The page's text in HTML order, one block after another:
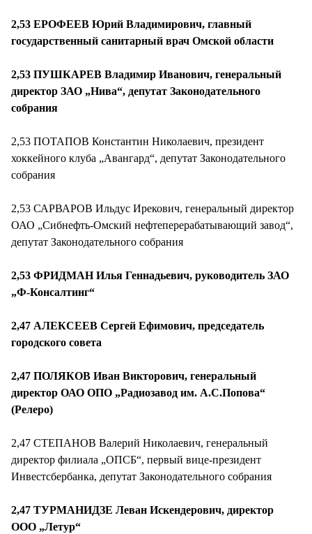
2,53 ЕРОФЕЕВ Юрий Владимирович, главный
государственный санитарный врач Омской области
2,53 ПУШКАРЕВ Владимир Иванович, генеральный
директор ЗАО „Нива“, депутат Законодательного
собрания
2,53 ПОТАПОВ Константин Николаевич, президент
хоккейного клуба „Авангард“, депутат Законодательного
собрания
2,53 САРВАРОВ Ильдус Ирекович, генеральный директор
ОАО „Сибнефть-Омский нефтеперерабатывающий завод“,
депутат Законодательного собрания
2,53 ФРИДМАН Илья Геннадьевич, руководитель ЗАО
„Ф-Консалтинг“
2,47 АЛЕКСЕЕВ Сергей Ефимович, председатель
городского совета
2,47 ПОЛЯКОВ Иван Викторович, генеральный
директор ОАО ОПО „Радиозавод им. А.С.Попова“
(Релеро)
2,47 СТЕПАНОВ Валерий Николаевич, генеральный
директор филиала „ОПСБ“, первый вице-президент
Инвестсбербанка, депутат Законодательного собрания
2,47 ТУРМАНИДЗЕ Леван Искендерович, директор
ООО „Летур“